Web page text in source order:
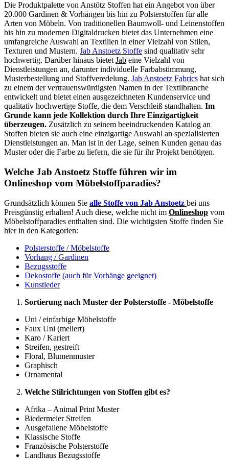
Die Produktpalette von Anstötz Stoffen hat ein Angebot von über
20.000 Gardinen & Vorhängen bis hin zu Polsterstoffen für alle
Arten von Möbeln. Von traditionellen Baumwoll- und Leinenstoffen
bis hin zu modernen Digitaldrucken bietet das Unternehmen eine
umfangreiche Auswahl an Textilien in einer Vielzahl von Stilen,
Texturen und Mustern. Jab Anstoetz Stoffe sind qualitativ sehr
hochwertig. Darüber hinaus bietet Jab eine Vielzahl von
Dienstleistungen an, darunter individuelle Farbabstimmung,
Musterbestellung und Stoffveredelung. Jab Anstoetz Fabrics hat sich
zu einem der vertrauenswürdigsten Namen in der Textilbranche
entwickelt und bietet einen ausgezeichneten Kundenservice und
qualitativ hochwertige Stoffe, die dem Verschleiß standhalten. Im
Grunde kann jede Kollektion durch Ihre Einzigartigkeit
überzeugen. Zusätzlich zu seinem beeindruckenden Katalog an
Stoffen bieten sie auch eine einzigartige Auswahl an spezialisierten
Dienstleistungen an. Man ist in der Lage, seinen Kunden genau das
Muster oder die Farbe zu liefern, die sie für ihr Projekt benötigen.
Welche Jab Anstoetz Stoffe führen wir im
Onlineshop vom Möbelstoffparadies?
Grundsätzlich können Sie alle Stoffe von Jab Anstoetz bei uns
Preisgünstig erhalten! Auch diese, welche nicht im Onlineshop vom
Möbelstoffparadies enthalten sind. Die wichtigsten Stoffe finden Sie
hier in den Kategorien:
Polsterstoffe / Möbelstoffe
Vorhang / Gardinen
Bezugsstoffe
Dekostoffe (auch für Vorhänge geeignet)
Kunstleder
Sortierung nach Muster der Polsterstoffe - Möbelstoffe
Uni / einfarbige Möbelstoffe
Faux Uni (meliert)
Karo / Kariert
Streifen, gestreift
Floral, Blumenmuster
Graphisch
Ornamental
Welche Stilrichtungen von Stoffen gibt es?
Afrika – Animal Print Muster
Biedermeier Streifen
Ausgefallene Möbelstoffe
Klassische Stoffe
Französische Polsterstoffe
Landhaus Bezugsstoffe